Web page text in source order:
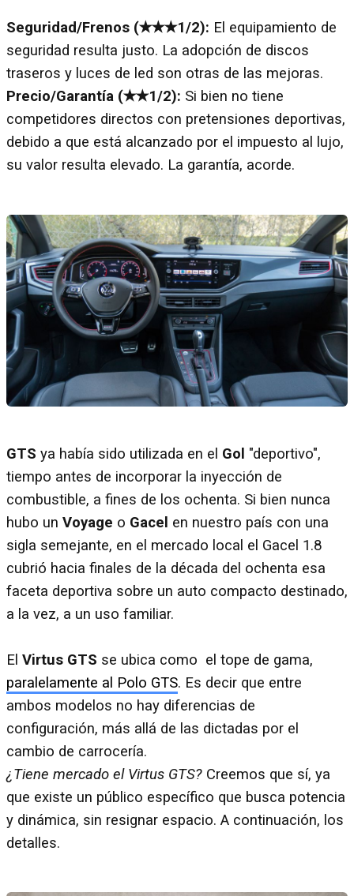
Seguridad/Frenos (✭✭✭1/2): El equipamiento de
seguridad resulta justo. La adopción de discos
traseros y luces de led son otras de las mejoras.
Precio/Garantía (✭✭1/2): Si bien no tiene
competidores directos con pretensiones deportivas,
debido a que está alcanzado por el impuesto al lujo,
su valor resulta elevado. La garantía, acorde.
GTS ya había sido utilizada en el Gol "deportivo",
tiempo antes de incorporar la inyección de
combustible, a fines de los ochenta. Si bien nunca
hubo un Voyage o Gacel en nuestro país con una
sigla semejante, en el mercado local el Gacel 1.8
cubrió hacia finales de la década del ochenta esa
faceta deportiva sobre un auto compacto destinado,
a la vez, a un uso familiar.
El Virtus GTS se ubica como el tope de gama,
paralelamente al Polo GTS. Es decir que entre
ambos modelos no hay diferencias de
configuración, más allá de las dictadas por el
cambio de carrocería.
¿Tiene mercado el Virtus GTS? Creemos que sí, ya
que existe un público específico que busca potencia
y dinámica, sin resignar espacio. A continuación, los
detalles.